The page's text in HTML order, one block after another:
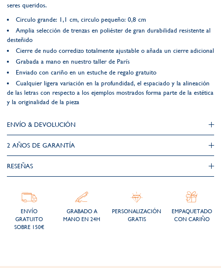
seres queridos.
Circulo grande: 1,1 cm, circulo pequeño: 0,8 cm
Amplia selección de trenzas en poliéster de gran durabilidad resistente al
desteñido
Cierre de nudo corredizo totalmente ajustable o añada un cierre adicional
Grabada a mano en nuestro taller de París
Enviado con cariño en un estuche de regalo gratuito
Cualquier ligera variación en la profundidad, el espaciado y la alineación
de las letras con respecto a los ejemplos mostrados forma parte de la estética
y la originalidad de la pieza
ENVÍO & DEVOLUCIÓN
2 AÑOS DE GARANTÍA​
RESEÑAS
ENVÍO
GRATUITO
SOBRE 150€
GRABADO A
MANO EN 24H
PERSONALIZACIÓN
GRATIS
EMPAQUETADO
CON CARIÑO